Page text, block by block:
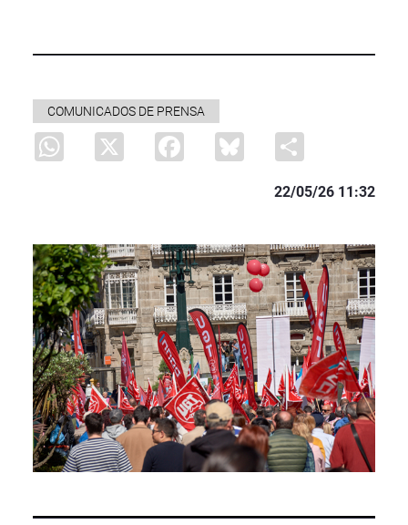
COMUNICADOS DE PRENSA
WhatsApp
X Facebook Bluesky
22/05/26 11:32